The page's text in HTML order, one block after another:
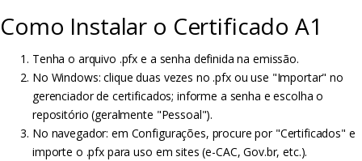
Como Instalar o Certificado A1
Tenha o arquivo .pfx e a senha definida na emissão.
No Windows: clique duas vezes no .pfx ou use "Importar" no
gerenciador de certificados; informe a senha e escolha o
repositório (geralmente "Pessoal").
No navegador: em Configurações, procure por "Certificados" e
importe o .pfx para uso em sites (e-CAC, Gov.br, etc.).